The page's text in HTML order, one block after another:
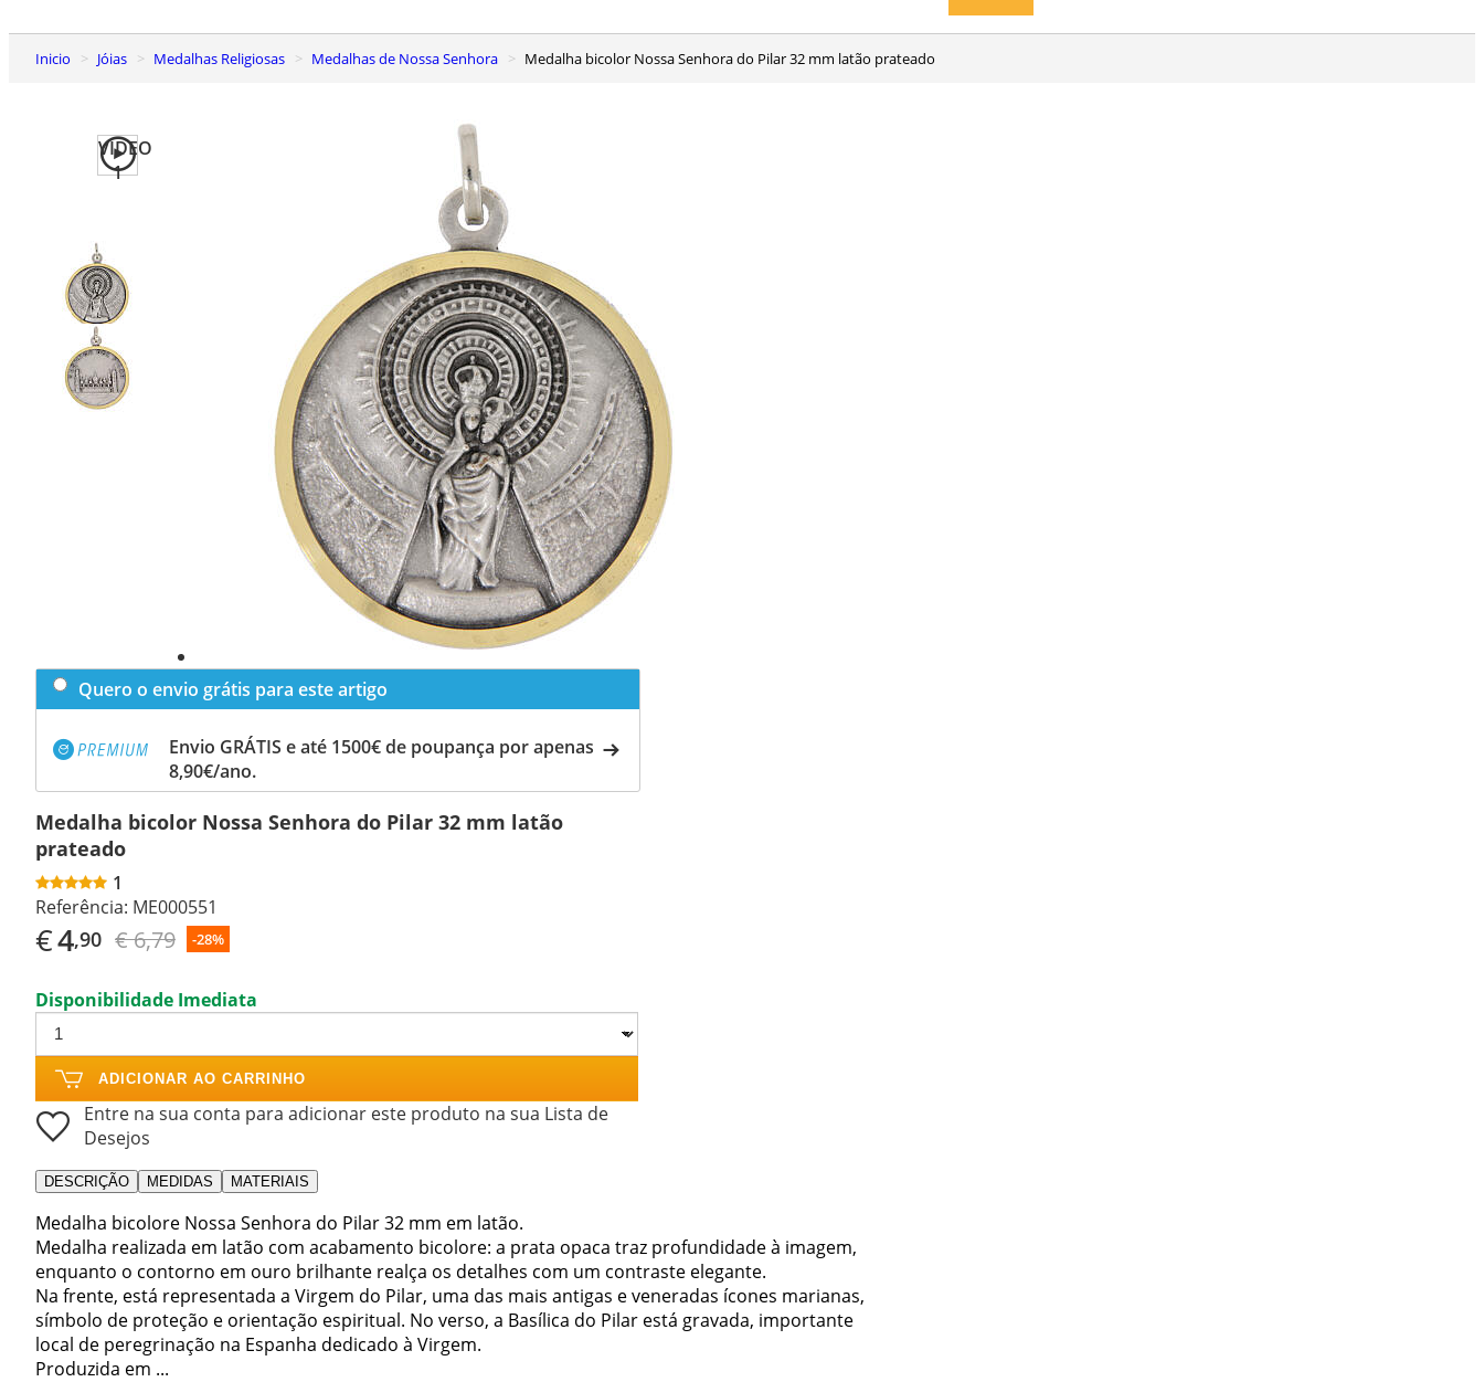
Inicio Jóias Medalhas Religiosas Medalhas de Nossa Senhora Medalha bicolor Nossa Senhora do Pilar 32 mm latão prateado
VIDEO
1
Quero o envio grátis para este artigo
Envio GRÁTIS e até 1500€ de poupança por apenas
8,90€/ano.
Medalha bicolor Nossa Senhora do Pilar 32 mm latão
prateado
1
Referência: ME000551
€4,90 € 6,79 -28%
Disponibilidade Imediata
ADICIONAR AO CARRINHO
Entre na sua conta para adicionar este produto na sua Lista de
Desejos
DESCRIÇÃO MEDIDAS MATERIAIS
Medalha bicolore Nossa Senhora do Pilar 32 mm em latão.
Medalha realizada em latão com acabamento bicolore: a prata opaca traz profundidade à imagem,
enquanto o contorno em ouro brilhante realça os detalhes com um contraste elegante.
Na frente, está representada a Virgem do Pilar, uma das mais antigas e veneradas ícones marianas,
símbolo de proteção e orientação espiritual. No verso, a Basílica do Pilar está gravada, importante
local de peregrinação na Espanha dedicado à Virgem.
Produzida em ...